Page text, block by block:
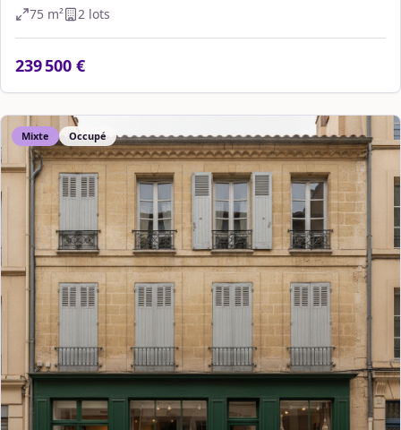
75 m² 2 lots
239 500 €
Mixte Occupé